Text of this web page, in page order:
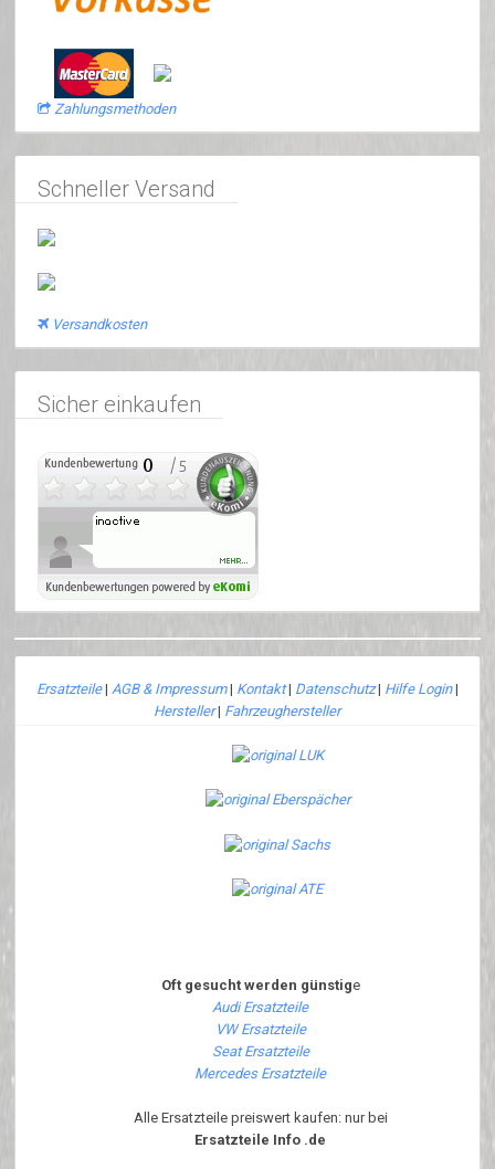
Zahlungsmethoden
Schneller Versand
Versandkosten
Sicher einkaufen
Ersatzteile| AGB & Impressum| Kontakt| Datenschutz| Hilfe Login|
Hersteller| Fahrzeughersteller
Oft gesucht werden günstige
Audi Ersatzteile
VW Ersatzteile
Seat Ersatzteile
Mercedes Ersatzteile
Alle Ersatzteile preiswert kaufen: nur bei
Ersatzteile Info .de